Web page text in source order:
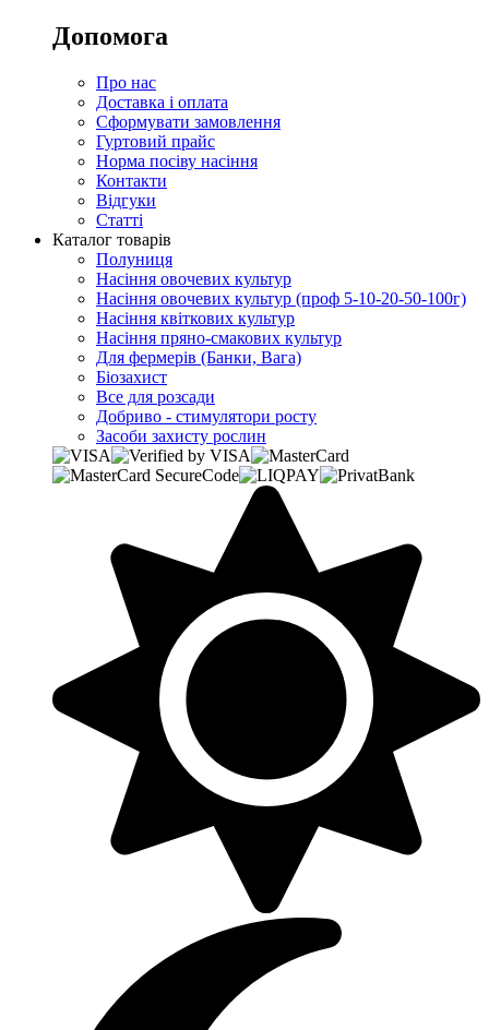
Допомога
Про нас
Доставка і оплата
Сформувати замовлення
Гуртовий прайс
Норма посіву насіння
Контакти
Відгуки
Статті
Каталог товарів
Полуниця
Насіння овочевих культур
Насіння овочевих культур (проф 5-10-20-50-100г)
Насіння квіткових культур
Насіння пряно-смакових культур
Для фермерів (Банки, Вага)
Біозахист
Все для розсади
Добриво - стимулятори росту
Засоби захисту рослин